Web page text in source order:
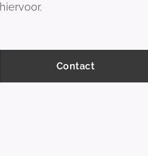
hiervoor.
Contact